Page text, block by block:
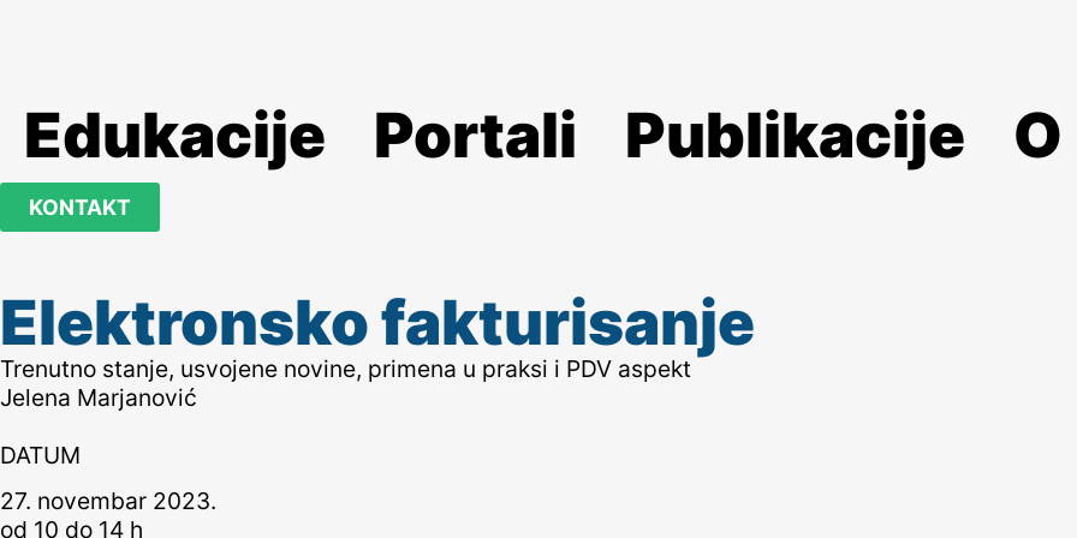
Edukacije Portali Publikacije
KONTAKT
Elektronsko fakturisanje
Trenutno stanje, usvojene novine, primena u praksi i PDV aspekt
Jelena Marjanović
DATUM
27. novembar 2023.
od 10 do 14 h